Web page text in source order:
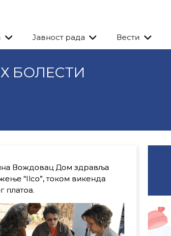
Јавност рада Вести
БОЛЕСТИ
Вождовац Дом здравља
“Ilco”, током викенда
платоа.